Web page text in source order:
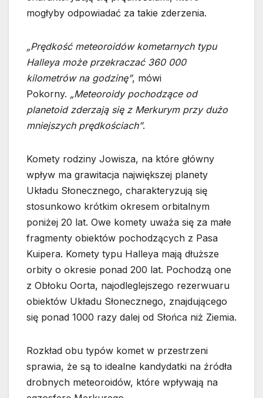
mogłyby odpowiadać za takie zderzenia.
„Prędkość meteoroidów kometarnych typu
Halleya może przekraczać 360 000
kilometrów na godzinę”, mówi
Pokorny. „Meteoroidy pochodzące od
planetoid zderzają się z Merkurym przy dużo
mniejszych prędkościach”.
Komety rodziny Jowisza, na które główny
wpływ ma grawitacja największej planety
Układu Słonecznego, charakteryzują się
stosunkowo krótkim okresem orbitalnym
poniżej 20 lat. Owe komety uważa się za małe
fragmenty obiektów pochodzących z Pasa
Kuipera. Komety typu Halleya mają dłuższe
orbity o okresie ponad 200 lat. Pochodzą one
z Obłoku Oorta, najodleglejszego rezerwuaru
obiektów Układu Słonecznego, znajdującego
się ponad 1000 razy dalej od Słońca niż Ziemia.
Rozkład obu typów komet w przestrzeni
sprawia, że są to idealne kandydatki na źródła
drobnych meteoroidów, które wpływają na